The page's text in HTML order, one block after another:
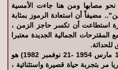
نحو مصابها ومن هنا جاءت الأمسية
مضيفاً أن استعادة الرموز بمثابة
استطاعت أن تكسر حاجز الزمن ،
الجمالية الجديدة معتبرا
للحداثة.
يذكر أن رياض الصالح حسين (10 مارس 1954 -21 نوفمبر 1982) هو
بتجربة حياة قصيرة واستثنائية ،